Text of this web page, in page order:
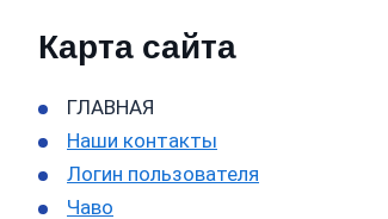
Карта сайта
ГЛАВНАЯ
Наши контакты
Логин пользователя
Чаво